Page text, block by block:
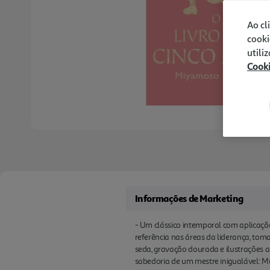
Informações de Marketing
- Um clássico intemporal com
referência nas áreas da liderança,
seda, gravação dourada e ilustrações
sabedoria de um mestre inigualável:
Ao